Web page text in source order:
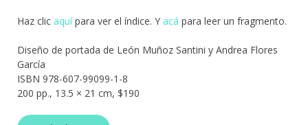
Haz clic aquípara ver el índice. Y acá para leer un fragmento.
Diseño de portada de León Muñoz Santini y Andrea Flores
García
ISBN 978-607-99099-1-8
200 pp., 13.5 × 21 cm, $190